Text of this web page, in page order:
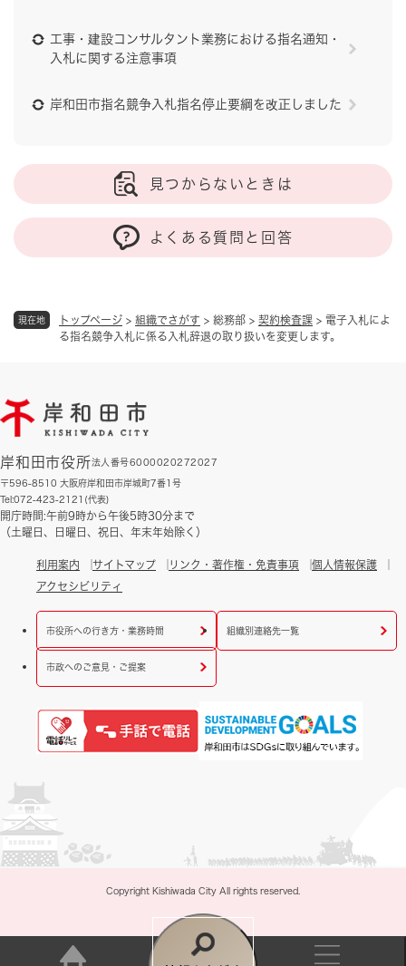
現在地 トップページ > 組織でさがす > 総務部 > 契約検査課 > 電子入札によ
る指名競争入札に係る入札辞退の取り扱いを変更します。
工事・建設コンサルタント業務における指名通知・
入札に関する注意事項
岸和田市指名競争入札指名停止要綱を改正しました
見つからないときは
よくある質問と回答
岸和田市役所法人番号6000020272027
〒596-8510 大阪府岸和田市岸城町7番1号
Tel:072-423-2121(代表)
開庁時間:午前9時から午後5時30分まで
（土曜日、日曜日、祝日、年末年始除く）
利用案内 サイトマップ リンク・著作権・免責事項
個人情報保護
アクセシビリティ
市役所への行き方・業務時間 組織別連絡先一覧
市政へのご意見・ご提案
Copyright Kishiwada City All rights reserved.